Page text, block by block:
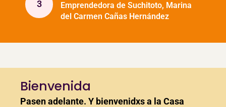
Emprendedora de Suchitoto, Marina
del Carmen Cañas Hernández
Bienvenida
Pasen adelante. Y bienvenidxs a la Casa